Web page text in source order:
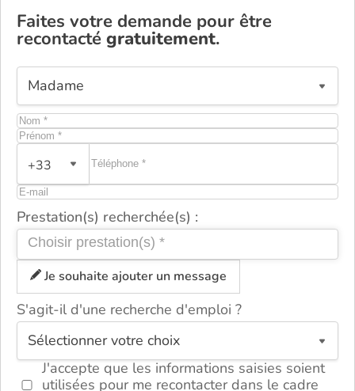
Faites votre demande pour être
recontacté gratuitement.
+33
Prestation(s) recherchée(s) :
Je souhaite ajouter un message
S'agit-il d'une recherche d'emploi ?
J'accepte que les informations saisies soient
utilisées pour me recontacter dans le cadre
ou